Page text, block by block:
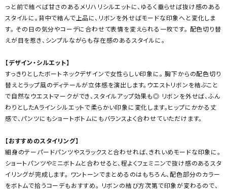
っと前で結べば甘さのあるメリハリシルエットに、ゆるく垂らせば抜け感のある
スタイルに。背中で結んで上品に、リボンを外せばモードな印象へと変化しま
す。 その日の気分やコーデに合わせて表情を変えられる一枚です。 配色切り替
えが目を惹き、シンプルながらも存在感のあるスタイルに。
【デザイン・シルエット】
すっきりとしたボートネックデザインで女性らしい印象に。 胸下からの配色切り
替えとラップ風のディテールが立体感を演出します。ウエストリボンを結ぶこと
で自然なウエストマークができ、スタイルアップ効果も◎ リボンを外せば、ふん
わりとしたAラインシルエットで柔らかい印象に変化します。ヒップにかかる丈
感で、パンツにもショートボトムにもバランスよく合わせていただけます。
【おすすめのスタイリング】
細身のテーパードパンツやスラックスと合わせれば、きれいめモードな印象に。
ショートパンツやミニボトムと合わせると、程よくフェミニンで抜け感のあるスタ
イリングが完成します。 ワントーンでまとめるのはもちろん、配色部分のカラー
をボトムで拾うコーデもおすすめ。 リボンの結び方次第で印象が変わるので、